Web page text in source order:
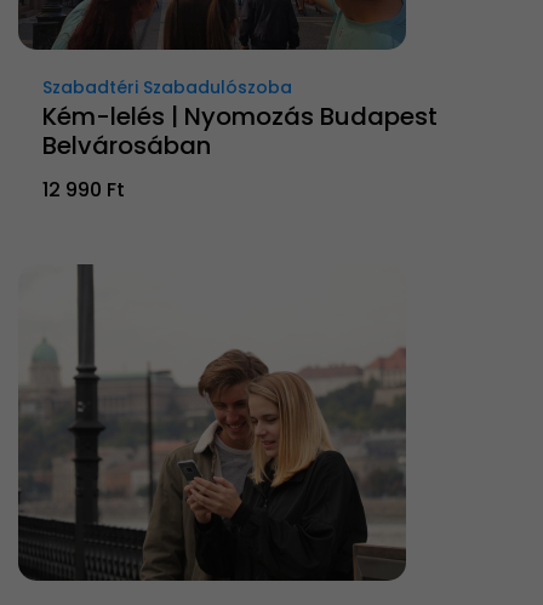
Szabadtéri Szabadulószoba
Kém-lelés | Nyomozás Budapest
Belvárosában
12 990 Ft